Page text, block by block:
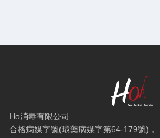
Ho消毒有限公司 — 網站概要、主導
Ho消毒有限公司
合格病媒字號(環藥病媒字第64-179號)，